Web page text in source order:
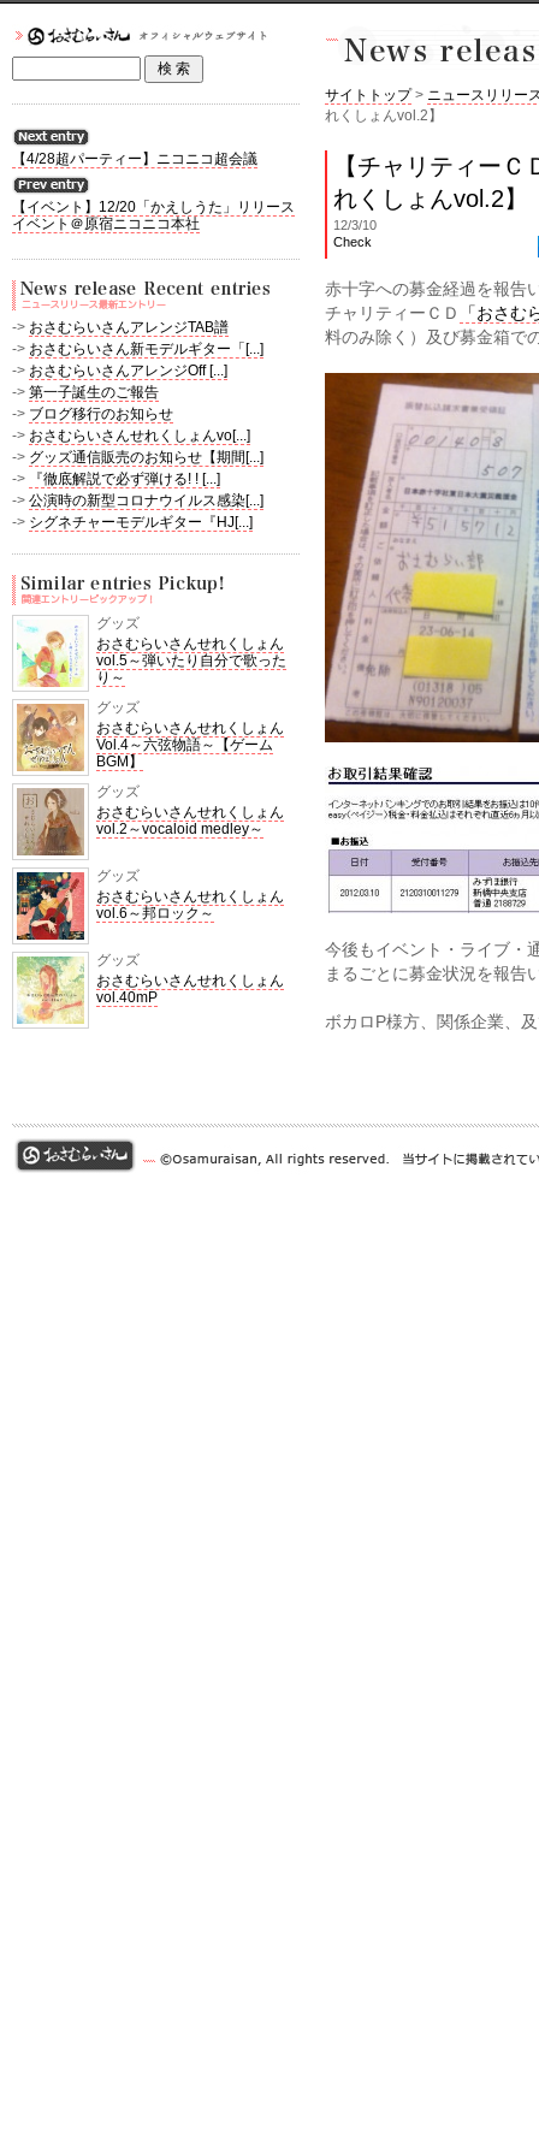
【4/28超パーティー】ニコニコ超会議
【イベント】12/20「かえしうた」リリース
イベント＠原宿ニコニコ本社
-> おさむらいさんアレンジTAB譜
-> おさむらいさん新モデルギター「[...]
-> おさむらいさんアレンジOff [...]
-> 第一子誕生のご報告
-> ブログ移行のお知らせ
-> おさむらいさんせれくしょんvo[...]
-> グッズ通信販売のお知らせ【期間[...]
->
『徹底解説で必ず弾ける! ! [...]
-> 公演時の新型コロナウイルス感染[...]
-> シグネチャーモデルギター『HJ[...]
グッズ
おさむらいさんせれくしょん
vol.5～弾いたり自分で歌った
り～
グッズ
おさむらいさんせれくしょん
Vol.4～六弦物語～【ゲーム
BGM】
グッズ
おさむらいさんせれくしょん
vol.2～vocaloid medley～
グッズ
おさむらいさんせれくしょん
vol.6～邦ロック～
グッズ
おさむらいさんせれくしょん
vol.40mP
サイトトップ> ニュースリリー
れくしょんvol.2】
【チャリティー
れくしょんvol.2】
12/3/10
Check
赤十字への募金経過を報告
チャリティーＣＤ
「おさむ
料のみ除く）及び募金箱で
今後もイベント・ライブ・
まるごとに募金状況を報告
ボカロP様方、関係企業、